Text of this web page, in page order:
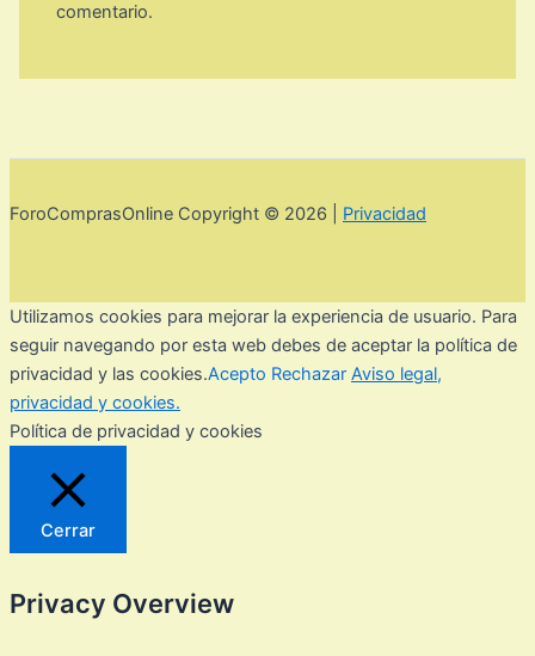
comentario.
ForoComprasOnline Copyright © 2026 | Privacidad
Utilizamos cookies para mejorar la experiencia de usuario. Para
seguir navegando por esta web debes de aceptar la política de
privacidad y las cookies.Acepto Rechazar Aviso legal,
privacidad y cookies.
Política de privacidad y cookies
Cerrar
Privacy Overview